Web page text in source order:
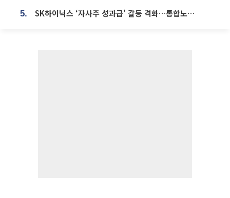
5. SK하이닉스 ‘자사주 성과급’ 갈등 격화…통합노조 출범 움직임